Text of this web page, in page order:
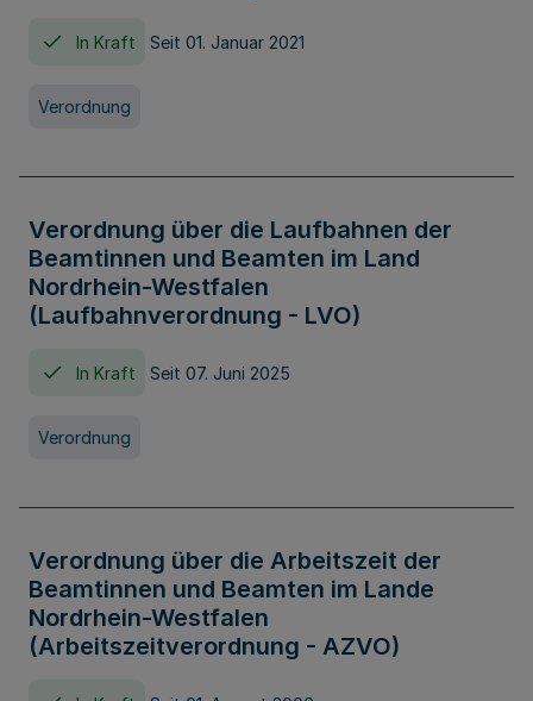
In Kraft Seit 01. Januar 2021
Verordnung
Verordnung über die Laufbahnen der
Beamtinnen und Beamten im Land
Nordrhein-Westfalen
(Laufbahnverordnung - LVO)
In Kraft Seit 07. Juni 2025
Verordnung
Verordnung über die Arbeitszeit der
Beamtinnen und Beamten im Lande
Nordrhein-Westfalen
(Arbeitszeitverordnung - AZVO)